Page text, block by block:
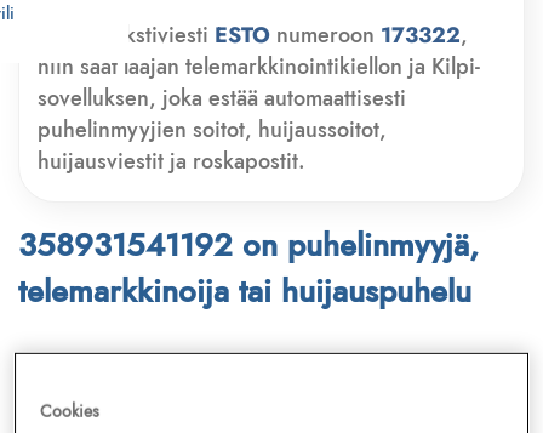
Lähetä tekstiviesti ESTO numeroon 173322,
niin saat laajan telemarkkinointikiellon ja Kilpi-
sovelluksen, joka estää automaattisesti
puhelinmyyjien soitot, huijaussoitot,
huijausviestit ja roskapostit.
358931541192 on puhelinmyyjä,
telemarkkinoija tai huijauspuhelu
Telemarkkinointiliiton ja
Cookies